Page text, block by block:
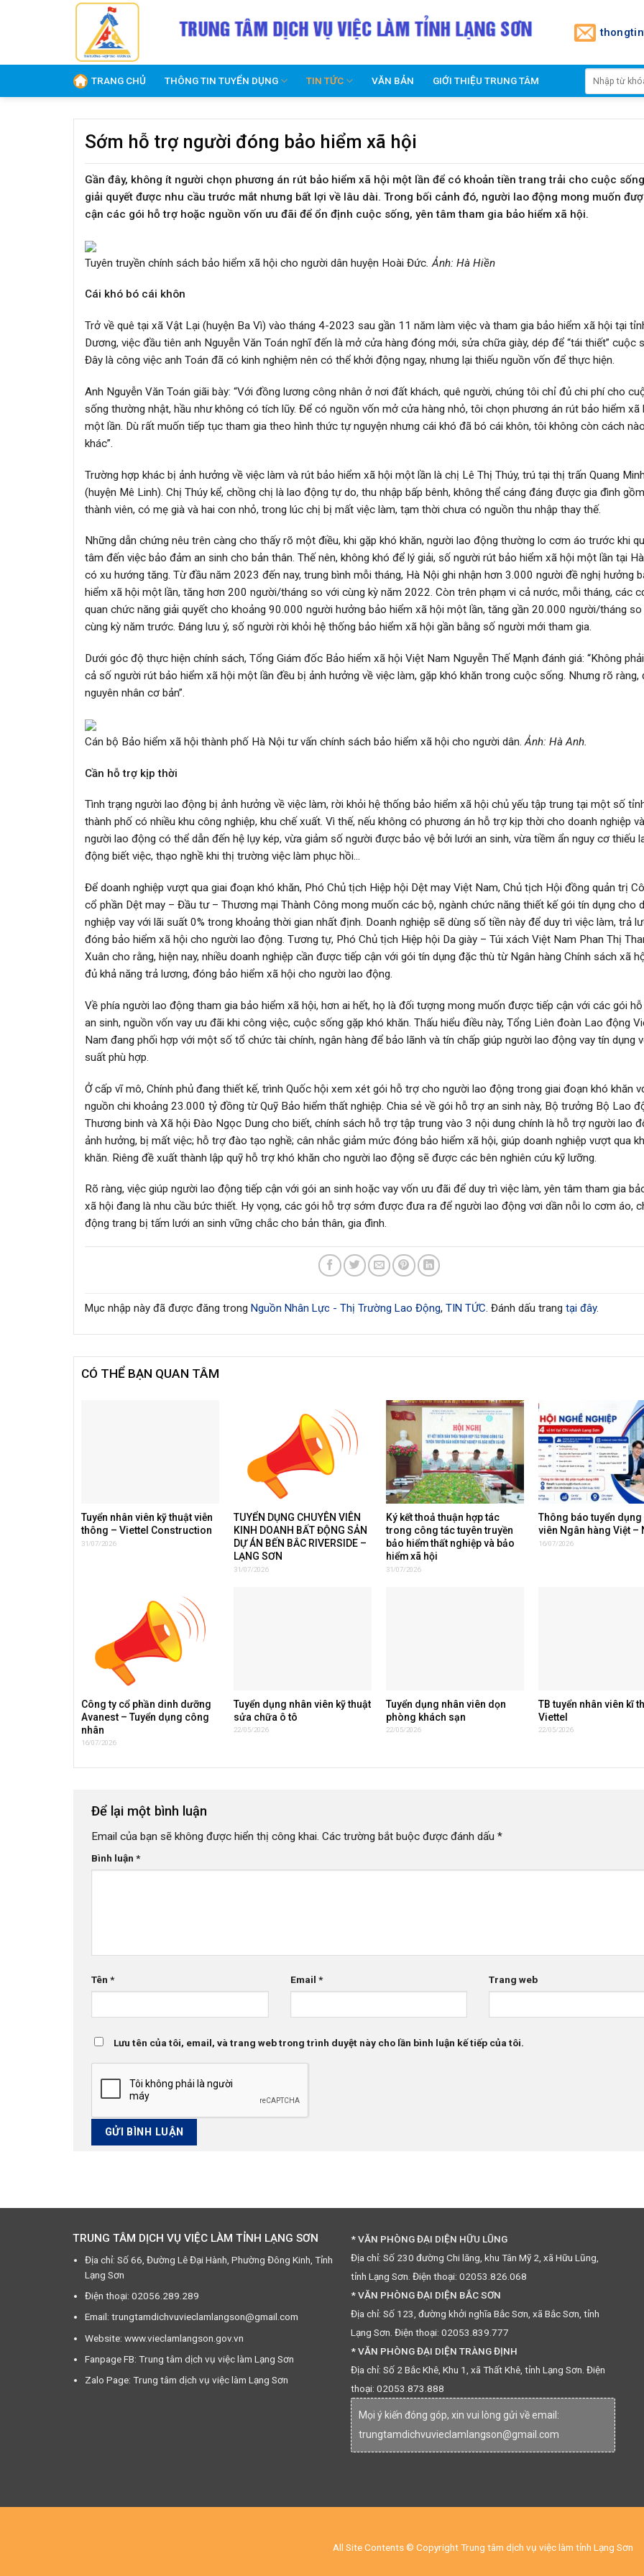
TRANG CHỦ THÔNG TIN TUYỂN DỤNG TIN TỨC VĂN BẢN GIỚI THIỆU TRUNG TÂM
Sớm hỗ trợ người đóng bảo hiểm xã hội
Gần đây, không ít người chọn phương án rút bảo hiểm xã hội một lần để có khoản tiền trang trải cho cuộc
giải quyết được nhu cầu trước mắt nhưng bất lợi về lâu dài. Trong bối cảnh đó, người lao động mong muốn
cận các gói hỗ trợ hoặc nguồn vốn ưu đãi để ổn định cuộc sống, yên tâm tham gia bảo hiểm xã hội.
Tuyên truyền chính sách bảo hiểm xã hội cho người dân huyện Hoài Đức. Ảnh: Hà Hiền
Cái khó bó cái khôn
Trở về quê tại xã Vật Lại (huyện Ba Vì) vào tháng 4-2023 sau gần 11 năm làm việc và tham gia bảo hiểm xã hội tại
Dương, việc đầu tiên anh Nguyễn Văn Toán nghĩ đến là mở cửa hàng đóng mới, sửa chữa giày, dép để “tái thiết” cuộc
Đây là công việc anh Toán đã có kinh nghiệm nên có thể khởi động ngay, nhưng lại thiếu nguồn vốn để thực hiện.
Anh Nguyễn Văn Toán giãi bày: “Với đồng lương công nhân ở nơi đất khách, quê người, chúng tôi chỉ đủ chi phí cho
sống thường nhật, hầu như không có tích lũy. Để có nguồn vốn mở cửa hàng nhỏ, tôi chọn phương án rút bảo hiểm xã
một lần. Dù rất muốn tiếp tục tham gia theo hình thức tự nguyện nhưng cái khó đã bó cái khôn, tôi không còn cách
khác”.
Trường hợp khác bị ảnh hưởng về việc làm và rút bảo hiểm xã hội một lần là chị Lê Thị Thúy, trú tại thị trấn Quang
(huyện Mê Linh). Chị Thúy kể, chồng chị là lao động tự do, thu nhập bấp bênh, không thể cáng đáng được gia đình
thành viên, có mẹ già và hai con nhỏ, trong lúc chị bị mất việc làm, tạm thời chưa có nguồn thu nhập thay thế.
Những dẫn chứng nêu trên càng cho thấy rõ một điều, khi gặp khó khăn, người lao động thường lo cơm áo trước khi
tâm đến việc bảo đảm an sinh cho bản thân. Thế nên, không khó để lý giải, số người rút bảo hiểm xã hội một lần tại
có xu hướng tăng. Từ đầu năm 2023 đến nay, trung bình mỗi tháng, Hà Nội ghi nhận hơn 3.000 người đề nghị hưởng
hiểm xã hội một lần, tăng hơn 200 người/tháng so với cùng kỳ năm 2022. Còn trên phạm vi cả nước, mỗi tháng, các
quan chức năng giải quyết cho khoảng 90.000 người hưởng bảo hiểm xã hội một lần, tăng gần 20.000 người/tháng so
cùng kỳ năm trước. Đáng lưu ý, số người rời khỏi hệ thống bảo hiểm xã hội gần bằng số người mới tham gia.
Dưới góc độ thực hiện chính sách, Tổng Giám đốc Bảo hiểm xã hội Việt Nam Nguyễn Thế Mạnh đánh giá: “Không
cả số người rút bảo hiểm xã hội một lần đều bị ảnh hưởng về việc làm, gặp khó khăn trong cuộc sống. Nhưng rõ ràng,
nguyên nhân cơ bản”.
Cán bộ Bảo hiểm xã hội thành phố Hà Nội tư vấn chính sách bảo hiểm xã hội cho người dân. Ảnh: Hà Anh.
Cần hỗ trợ kịp thời
Tình trạng người lao động bị ảnh hưởng về việc làm, rời khỏi hệ thống bảo hiểm xã hội chủ yếu tập trung tại một số
thành phố có nhiều khu công nghiệp, khu chế xuất. Vì thế, nếu không có phương án hỗ trợ kịp thời cho doanh nghiệp và
người lao động có thể dẫn đến hệ lụy kép, vừa giảm số người được bảo vệ bởi lưới an sinh, vừa tiềm ẩn nguy cơ thiếu
động biết việc, thạo nghề khi thị trường việc làm phục hồi…
Để doanh nghiệp vượt qua giai đoạn khó khăn, Phó Chủ tịch Hiệp hội Dệt may Việt Nam, Chủ tịch Hội đồng quản trị
cổ phần Dệt may – Đầu tư – Thương mại Thành Công mong muốn các bộ, ngành chức năng thiết kế gói tín dụng cho
nghiệp vay với lãi suất 0% trong khoảng thời gian nhất định. Doanh nghiệp sẽ dùng số tiền này để duy trì việc làm, trả
đóng bảo hiểm xã hội cho người lao động. Tương tự, Phó Chủ tịch Hiệp hội Da giày – Túi xách Việt Nam Phan Thị
Xuân cho rằng, hiện nay, nhiều doanh nghiệp cần được tiếp cận với gói tín dụng đặc thù từ Ngân hàng Chính sách xã
đủ khả năng trả lương, đóng bảo hiểm xã hội cho người lao động.
Về phía người lao động tham gia bảo hiểm xã hội, hơn ai hết, họ là đối tượng mong muốn được tiếp cận với các gói
an sinh, nguồn vốn vay ưu đãi khi công việc, cuộc sống gặp khó khăn. Thấu hiểu điều này, Tổng Liên đoàn Lao động
Nam đang phối hợp với một số tổ chức tài chính, ngân hàng để bảo lãnh và tín chấp giúp người lao động vay tín dụng
suất phù hợp.
Ở cấp vĩ mô, Chính phủ đang thiết kế, trình Quốc hội xem xét gói hỗ trợ cho người lao động trong giai đoạn khó khăn
nguồn chi khoảng 23.000 tỷ đồng từ Quỹ Bảo hiểm thất nghiệp. Chia sẻ về gói hỗ trợ an sinh này, Bộ trưởng Bộ Lao
Thương binh và Xã hội Đào Ngọc Dung cho biết, chính sách hỗ trợ tập trung vào 3 nội dung chính là hỗ trợ người lao
ảnh hưởng, bị mất việc; hỗ trợ đào tạo nghề; cân nhắc giảm mức đóng bảo hiểm xã hội, giúp doanh nghiệp vượt qua
khăn. Riêng đề xuất thành lập quỹ hỗ trợ khó khăn cho người lao động sẽ được các bên nghiên cứu kỹ lưỡng.
Rõ ràng, việc giúp người lao động tiếp cận với gói an sinh hoặc vay vốn ưu đãi để duy trì việc làm, yên tâm tham gia
xã hội đang là nhu cầu bức thiết. Hy vọng, các gói hỗ trợ sớm được đưa ra để người lao động vơi dần nỗi lo cơm áo,
động trang bị tấm lưới an sinh vững chắc cho bản thân, gia đình.
Mục nhập này đã được đăng trong Nguồn Nhân Lực - Thị Trường Lao Động, TIN TỨC . Đánh dấu trang tại đây.
CÓ THỂ BẠN QUAN TÂM
Tuyển nhân viên kỹ thuật viễn
thông – Viettel Construction
31/07/2026
TUYỂN DỤNG CHUYÊN VIÊN
KINH DOANH BẤT ĐỘNG SẢN
DỰ ÁN BẾN BẮC RIVERSIDE –
LẠNG SƠN
31/07/2026
Ký kết thoả thuận hợp tác
trong công tác tuyên truyền
bảo hiểm thất nghiệp và bảo
hiểm xã hội
31/07/2026
Thông báo tuyển dụng
viên Ngân hàng Việt –
16/07/2026
Công ty cổ phần dinh dưỡng
Avanest – Tuyển dụng công
nhân
16/07/2026
Tuyển dụng nhân viên kỹ thuật
sửa chữa ô tô
22/05/2026
Tuyển dụng nhân viên dọn
phòng khách sạn
22/05/2026
TB tuyển nhân viên kĩ
Viettel
22/05/2026
Để lại một bình luận
Email của bạn sẽ không được hiển thị công khai. Các trường bắt buộc được đánh dấu *
Bình luận *
Tên * Email * Trang web
Lưu tên của tôi, email, và trang web trong trình duyệt này cho lần bình luận kế tiếp của tôi.
TRUNG TÂM DỊCH VỤ VIỆC LÀM TỈNH LẠNG SƠN
Địa chỉ: Số 66, Đường Lê Đại Hành, Phường Đông Kinh, Tỉnh
Lạng Sơn
Điện thoại: 02056.289.289
Email: trungtamdichvuvieclamlangson@gmail.com
Website: www.vieclamlangson.gov.vn
Fanpage FB: Trung tâm dịch vụ việc làm Lạng Sơn
Zalo Page: Trung tâm dịch vụ việc làm Lạng Sơn
* VĂN PHÒNG ĐẠI DIỆN HỮU LŨNG
Địa chỉ: Số 230 đường Chi lăng, khu Tân Mỹ 2, xã Hữu Lũng,
tỉnh Lạng Sơn. Điện thoại: 02053.826.068
* VĂN PHÒNG ĐẠI DIỆN BẮC SƠN
Địa chỉ: Số 123, đường khởi nghĩa Bắc Sơn, xã Bắc Sơn, tỉnh
Lạng Sơn. Điện thoại: 02053.839.777
* VĂN PHÒNG ĐẠI DIỆN TRÀNG ĐỊNH
Địa chỉ: Số 2 Bắc Khê, Khu 1, xã Thất Khê, tỉnh Lạng Sơn. Điện
thoại: 02053.873.888
Mọi ý kiến đóng góp, xin vui lòng gửi về email:
trungtamdichvuvieclamlangson@gmail.com
All Site Contents © Copyright Trung tâm dịch vụ việc làm tỉnh Lạng Sơn